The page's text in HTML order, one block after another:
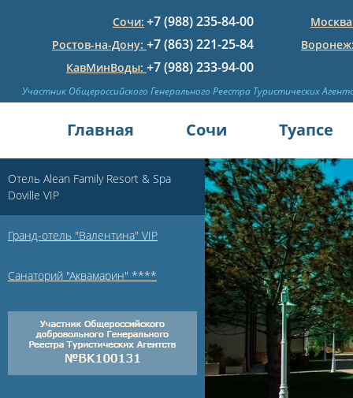
Сочи: +7 (988) 235-84-00
Ростов-на-Дону: +7 (863) 221-25-84
КавМинВоды: +7 (988) 233-94-00
Участник Общероссийского Генерального Реестра Туристических
Главная Сочи Туапсе
Отель Alean Family Resort & Spa
Doville VIP
Гранд-отель "Валентина" VIP
Санаторий "Аквамарин" ****